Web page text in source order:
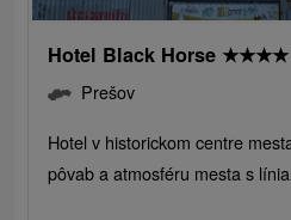
Hotel Black Horse ★★★★
Prešov
Hotel v historickom centre
pôvab a atmosféru mesta s